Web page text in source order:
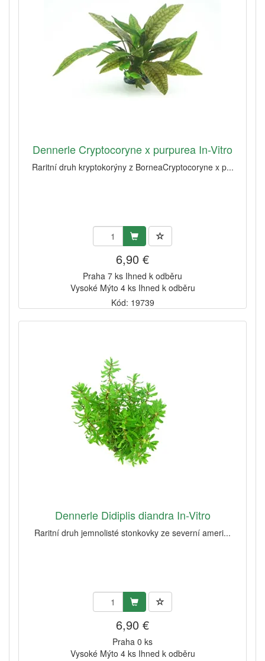
Dennerle Cryptocoryne x purpurea In-Vitro
Raritní druh kryptokorýny z BorneaCryptocoryne x p...
6,90 €
Praha 7 ks Ihned k odběru
Vysoké Mýto 4 ks Ihned k odběru
Kód: 19739
Dennerle Didiplis diandra In-Vitro
Raritní druh jemnolisté stonkovky ze severní ameri...
6,90 €
Praha 0 ks
Vysoké Mýto 4 ks Ihned k odběru